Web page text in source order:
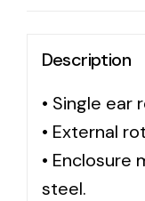
Variedad de
de necesidades.
Description
• Single ear
• External
• Enclosure
steel.